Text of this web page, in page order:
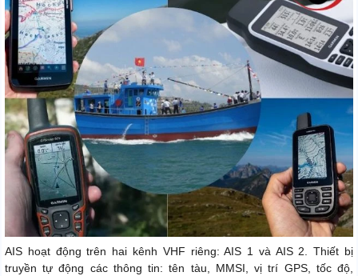
AIS hoạt động trên hai kênh VHF riêng: AIS 1 và AIS 2. Thiết bị
truyền tự động các thông tin: tên tàu, MMSI, vị trí GPS, tốc độ,